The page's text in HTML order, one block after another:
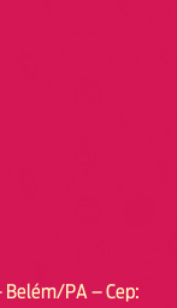
Belém/PA – Cep: